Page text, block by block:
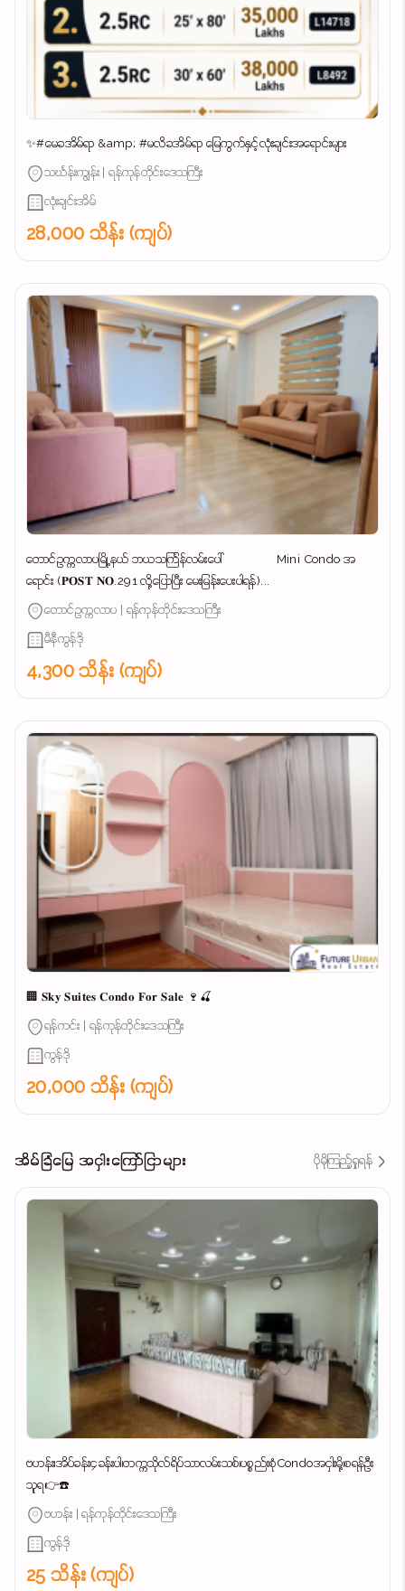
✨#မေခအိမ်ရာ &amp; #မလိခအိမ်ရာ မြေကွက်နှင့်လုံးချင်းအရောင်းများ
သင်္ဃန်းကျွန်း | ရန်ကုန်တိုင်းဒေသကြီး
လုံးချင်းအိမ်
28,000 သိန်း (ကျပ်)
တောင်ဥက္ကလာပမြို့နယ် ဘယသင်္ကြန်လမ်းပေါ် Mini Condo အ
ရောင်း (𝐏𝐎𝐒𝐓 𝐍𝐎.291 လို့ပြောပြီး မေးမြန်းပေးပါရန်)...
တောင်ဥက္ကလာပ | ရန်ကုန်တိုင်းဒေသကြီး
မီနီကွန်ဒို
4,300 သိန်း (ကျပ်)
🏢 𝐒𝐤𝐲 𝐒𝐮𝐢𝐭𝐞𝐬 𝐂𝐨𝐧𝐝𝐨 𝐅𝐨𝐫 𝐒𝐚𝐥𝐞 🍷🍒
ရန်ကင်း | ရန်ကုန်တိုင်းဒေသကြီး
ကွန်ဒို
20,000 သိန်း (ကျပ်)
အိမ်ခြံမြေ အငှါးကြော်ငြာများ ပိုမိုကြည့်ရှုရန်
ဗဟန်း၊အိပ်ခန်း၄ခန်းပါ၊တက္ကသိုလ်ရိပ်သာလမ်းသစ်၊ပစ္စည်းစုံCondoအငှါးမို့၊စရန်ဦး
သူရ👉☎️
ဗဟန်း | ရန်ကုန်တိုင်းဒေသကြီး
ကွန်ဒို
25 သိန်း (ကျပ်)